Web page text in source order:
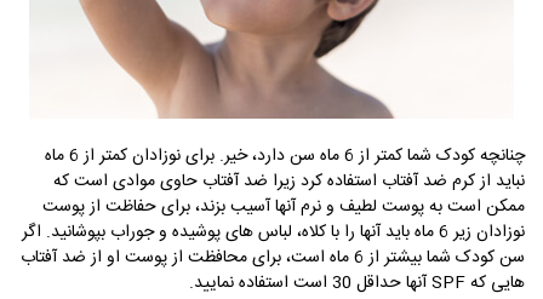
چنانچه کودک شما کمتر از 6 ماه سن دارد، خیر. برای نوزادان کمتر از 6 ماه
نباید از کرم ضد آفتاب استفاده کرد زیرا ضد آفتاب حاوی موادی است که
ممکن است به پوست لطیف و نرم آنها آسیب بزند، برای حفاظت از پوست
نوزادان زیر 6 ماه باید آنها را با کلاه، لباس های پوشیده و جوراب بپوشانید. اگر
سن کودک شما بیشتر از 6 ماه است، برای محافظت از پوست او از ضد آفتاب
هایی که SPF آنها حداقل 30 است استفاده نمایید.